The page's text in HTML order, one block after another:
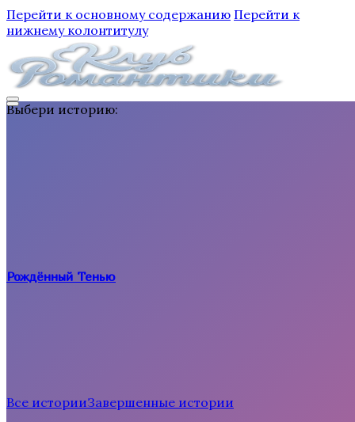
Перейти к основному содержанию Перейти к
нижнему колонтитулу
Выбери историю:
Рождённый Тенью
Все историиЗавершенные истории